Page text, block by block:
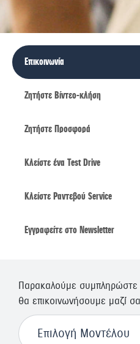
Επικοινωνία
Ζητήστε Βίντεο-κλήση
Ζητήστε Προσφορά
Κλείστε ένα Τest Drive
Κλείστε Ραντεβού Service
Εγγραφείτε στο Newsletter
Παρακαλούμε
θα επικοινωνήσουμε μαζί
Επιλογή μοντέλου